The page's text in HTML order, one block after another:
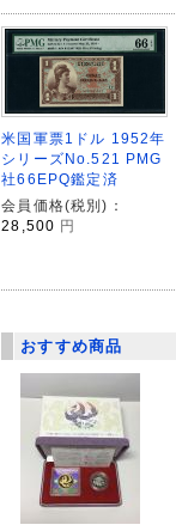
米国軍票1ドル 1952年
シリーズNo.521 PMG
社66EPQ鑑定済
会員価格(税別)：
28,500 円
おすすめ商品